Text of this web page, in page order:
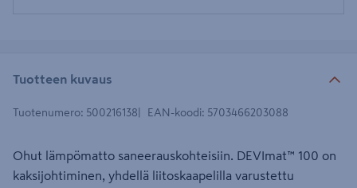
Tuotteen kuvaus
Tuotenumero: 500216138 EAN-koodi: 5703466203088
Ohut lämpömatto saneerauskohteisiin. DEVImat™ 100 on
kaksijohtiminen, yhdellä liitoskaapelilla varustettu